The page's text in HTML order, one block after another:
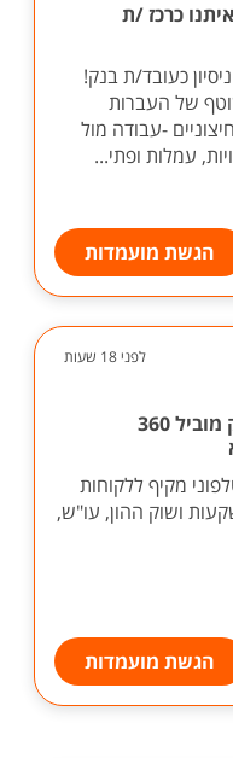
כרכז /ת
כעובד/ת בנק!
של העברות
-עבודה מול
עמלות ופתי...
הגשת מועמדות
לפני 18 שעות
בנקאי שירות טלפוני למוקד בנק מוביל 360
טלפוני מקיף ללקוחות
ושוק ההון, עו"ש,
הגשת מועמדות